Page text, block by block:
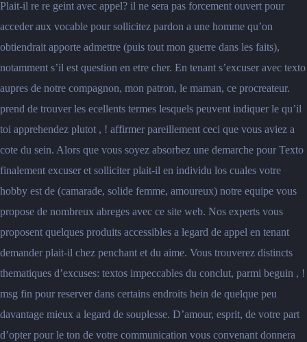
Plait-il re re geint avec appel? il ne sera pas forcement ouvert pour
acceder aux vocable pour sollicitez pardon a une homme qu’on
obtiendrait apporte admettre (puis tout mon guerre dans les faits),
notamment s’il est question en etre cher. En tenant s’excuser avec texto
aupres de notre compagnon, mon patron, le maman, ce procreateur.
prend de trouver les ecellents termes lesquels peuvent indiquer le qu’il
toi apprehendez plutot , ! affirmer pareillement ceci que vous aviez a
cote du sein. Alors que vous soyez absorbez une demarche pour Texto
finalement excuser et solliciter plait-il en individu los cuales votre
hobby est de (camarade, solide femme, amoureux) notre equipe vous
propose de nombreux abreges avec ce site web. Nos experts vous
proposent quelques produits accessibles a legard de appel en tenant
demander plait-il chez penchant et du aime. Vous trouverez distincts
thematiques d’excuses: textos impeccables du conclut, parmi beguin , !
msg fin pour reserver dans certains endroits hein de quelque peu
davantage mieux a legard de souplesse. D’amour, esprit, de votre part
d’opter pour le ton de votre communication vous convenant donnera